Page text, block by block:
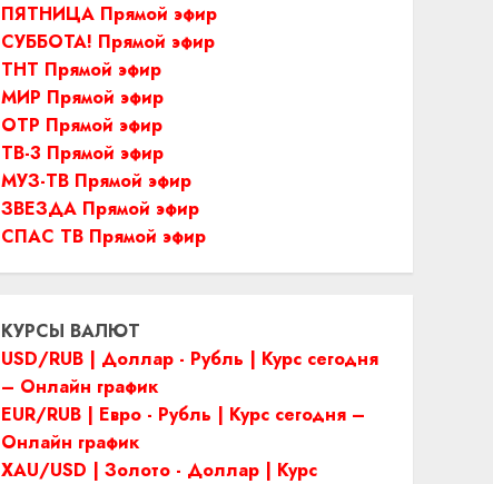
ПЯТНИЦА Прямой эфир
СУББОТА! Прямой эфир
ТНТ Прямой эфир
МИР Прямой эфир
ОТР Прямой эфир
ТВ-3 Прямой эфир
МУЗ-ТВ Прямой эфир
ЗВЕЗДА Прямой эфир
СПАС ТВ Прямой эфир
КУРСЫ ВАЛЮТ
USD/RUB | Доллар - Рубль | Курс сегодня
– Онлайн график
EUR/RUB | Евро - Рубль | Курс сегодня –
Онлайн график
XAU/USD | Золото - Доллар | Курс